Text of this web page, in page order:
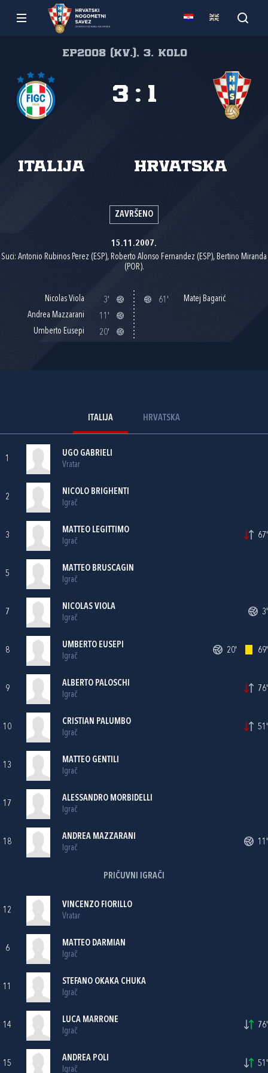
EP2008 (kv.), 3. kolo
Italija Hrvatska
3 : 1
ZAVRŠENO
15.11.2007.
Suci: Antonio Rubinos Perez (ESP), Roberto Alonso Fernandez (ESP), Bertino Miranda
(POR).
Nicolas Viola
3'
Andrea Mazzarani
11'
Umberto Eusepi
20'
61' Matej Bagarić
ITALIJA HRVATSKA
1
UGO GABRIELI
Vratar
2
NICOLO BRIGHENTI
Igrač
3
MATTEO LEGITTIMO
Igrač
67'
5
MATTEO BRUSCAGIN
Igrač
7
NICOLAS VIOLA
Igrač
3'
8
UMBERTO EUSEPI
Igrač
20' 69'
9
ALBERTO PALOSCHI
Igrač
76'
10
CRISTIAN PALUMBO
Igrač
51'
13
MATTEO GENTILI
Igrač
17
ALESSANDRO MORBIDELLI
Igrač
18
ANDREA MAZZARANI
Igrač
11'
PRIČUVNI IGRAČI
12
VINCENZO FIORILLO
Vratar
6
MATTEO DARMIAN
Igrač
11
STEFANO OKAKA CHUKA
Igrač
14
LUCA MARRONE
Igrač
76'
15
ANDREA POLI
Igrač
51'